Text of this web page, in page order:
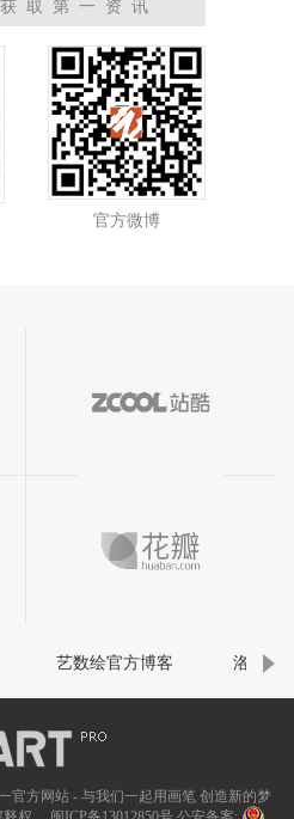
取第一资讯
官方微博
博客 洛克杜 钟风华
官方网站 - 与我们一起用画笔 创造新的梦